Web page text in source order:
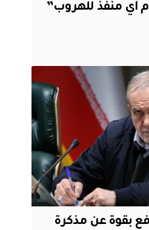
أي منفذ للهروب”
بقوة عن مذكرة